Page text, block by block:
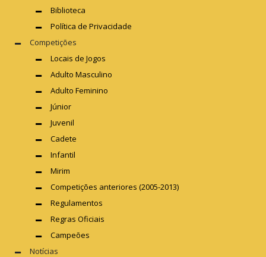
Biblioteca
Política de Privacidade
Competições
Locais de Jogos
Adulto Masculino
Adulto Feminino
Júnior
Juvenil
Cadete
Infantil
Mirim
Competições anteriores (2005-2013)
Regulamentos
Regras Oficiais
Campeões
Notícias